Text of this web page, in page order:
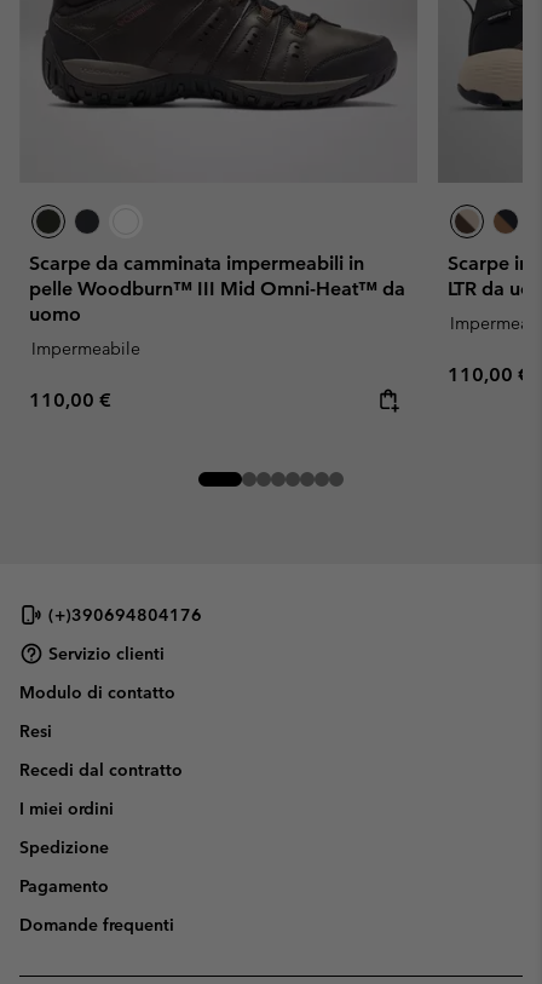
Scarpe da camminata impermeabili in
pelle Woodburn™ III Mid Omni-Heat™ da
uomo
Impermeabile
Regular price:
110,00 €
Scarpe
LTR da
Regular
110,00 €
(+)390694804176
Servizio clienti
Modulo di contatto
Resi
Recedi dal contratto
I miei ordini
Spedizione
Pagamento
Domande frequenti